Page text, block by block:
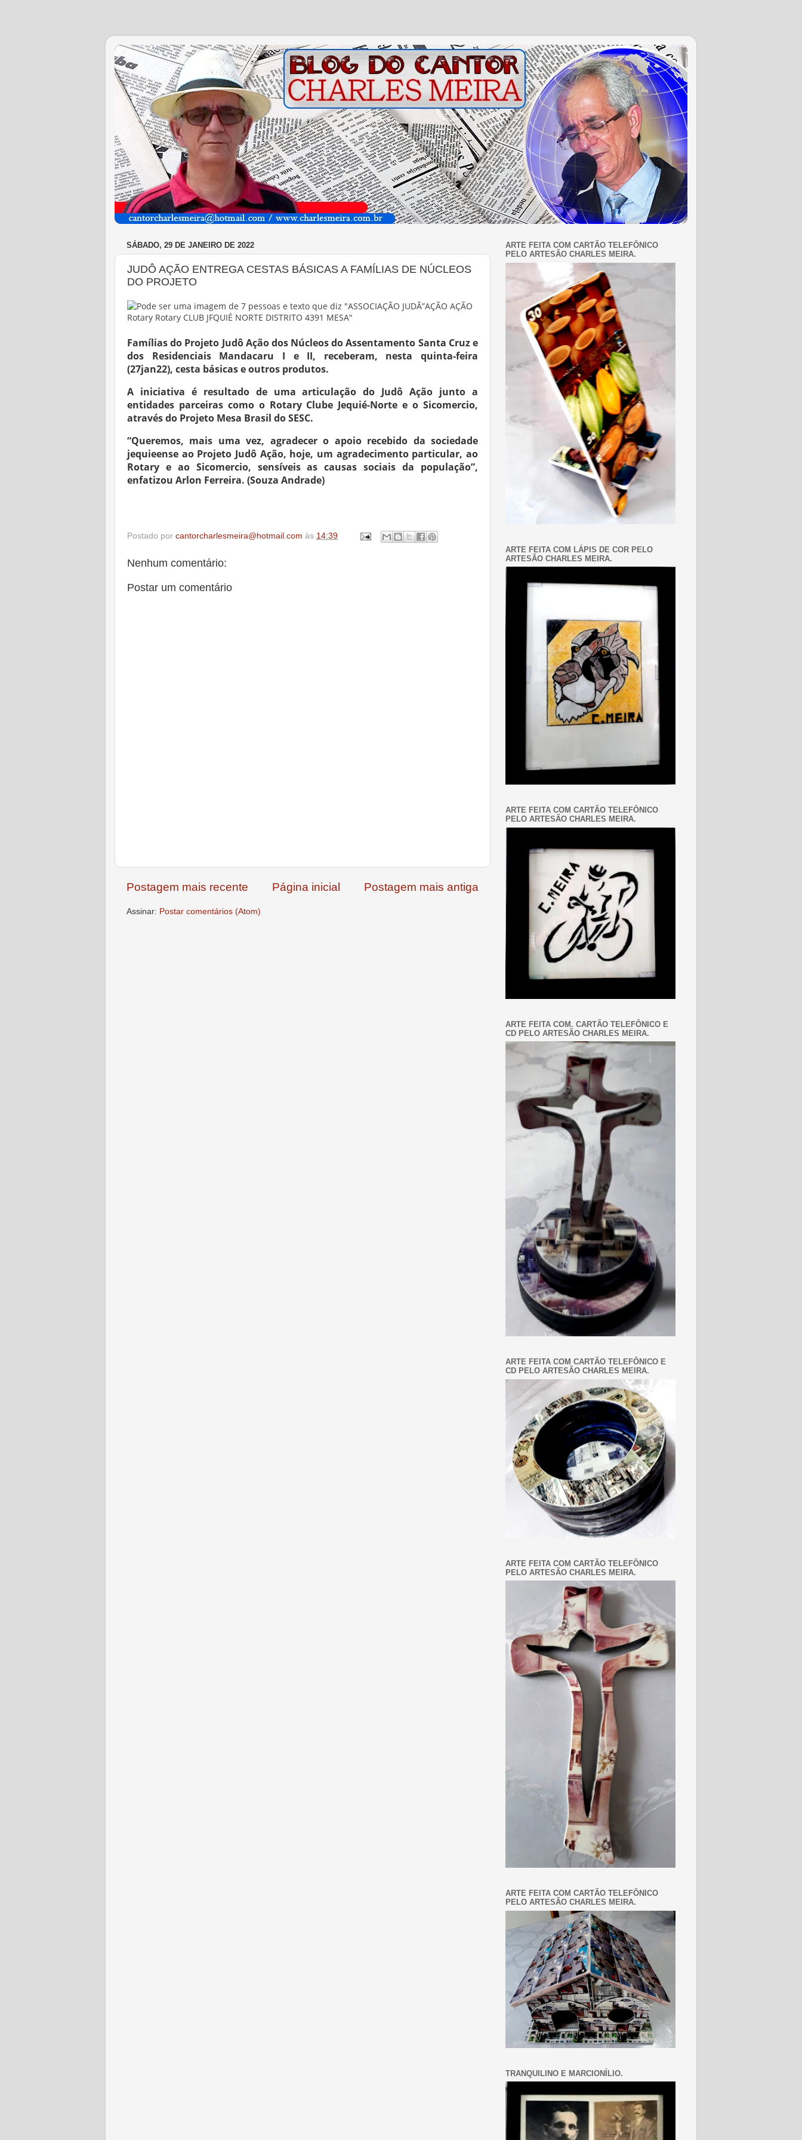
SÁBADO, 29 DE JANEIRO DE 2022
JUDÔ AÇÃO ENTREGA CESTAS BÁSICAS A FAMÍLIAS DE NÚCLEOS
DO PROJETO
Famílias do Projeto Judô Ação dos Núcleos do Assentamento Santa Cruz e
dos Residenciais Mandacaru I e II, receberam, nesta quinta-feira
(27jan22), cesta básicas e outros produtos.
A iniciativa é resultado de uma articulação do Judô Ação junto a
entidades parceiras como o Rotary Clube Jequié-Norte e o Sicomercio,
através do Projeto Mesa Brasil do SESC.
“Queremos, mais uma vez, agradecer o apoio recebido da sociedade
jequieense ao Projeto Judô Ação, hoje, um agradecimento particular, ao
Rotary e ao Sicomercio, sensíveis as causas sociais da população”,
enfatizou Arlon Ferreira. (Souza Andrade)
Postado por cantorcharlesmeira@hotmail.com às 14:39
Nenhum comentário:
Postar um comentário
Postagem mais recente Postagem mais antiga
Página inicial
Assinar: Postar comentários (Atom)
ARTE FEITA COM CARTÃO TELEFÔNICO
PELO ARTESÃO CHARLES MEIRA.
ARTE FEITA COM LÁPIS DE COR PELO
ARTESÃO CHARLES MEIRA.
ARTE FEITA COM CARTÃO TELEFÔNICO
PELO ARTESÃO CHARLES MEIRA.
ARTE FEITA COM. CARTÃO TELEFÔNICO E
CD PELO ARTESÃO CHARLES MEIRA.
ARTE FEITA COM CARTÃO TELEFÔNICO E
CD PELO ARTESÃO CHARLES MEIRA.
ARTE FEITA COM CARTÃO TELEFÔNICO
PELO ARTESÃO CHARLES MEIRA.
ARTE FEITA COM CARTÃO TELEFÔNICO
PELO ARTESÃO CHARLES MEIRA.
TRANQUILINO E MARCIONÍLIO.